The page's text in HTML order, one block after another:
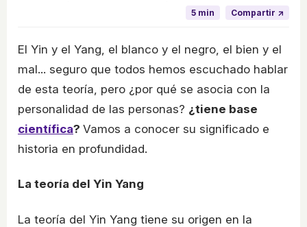
5 min
Compartir ↗
El Yin y el Yang, el blanco y el negro, el bien y el
mal... seguro que todos hemos escuchado hablar
de esta teoría, pero ¿por qué se asocia con la
personalidad de las personas? ¿tiene base
científica? Vamos a conocer su significado e
historia en profundidad.
La teoría del Yin Yang
La teoría del Yin Yang tiene su origen en la